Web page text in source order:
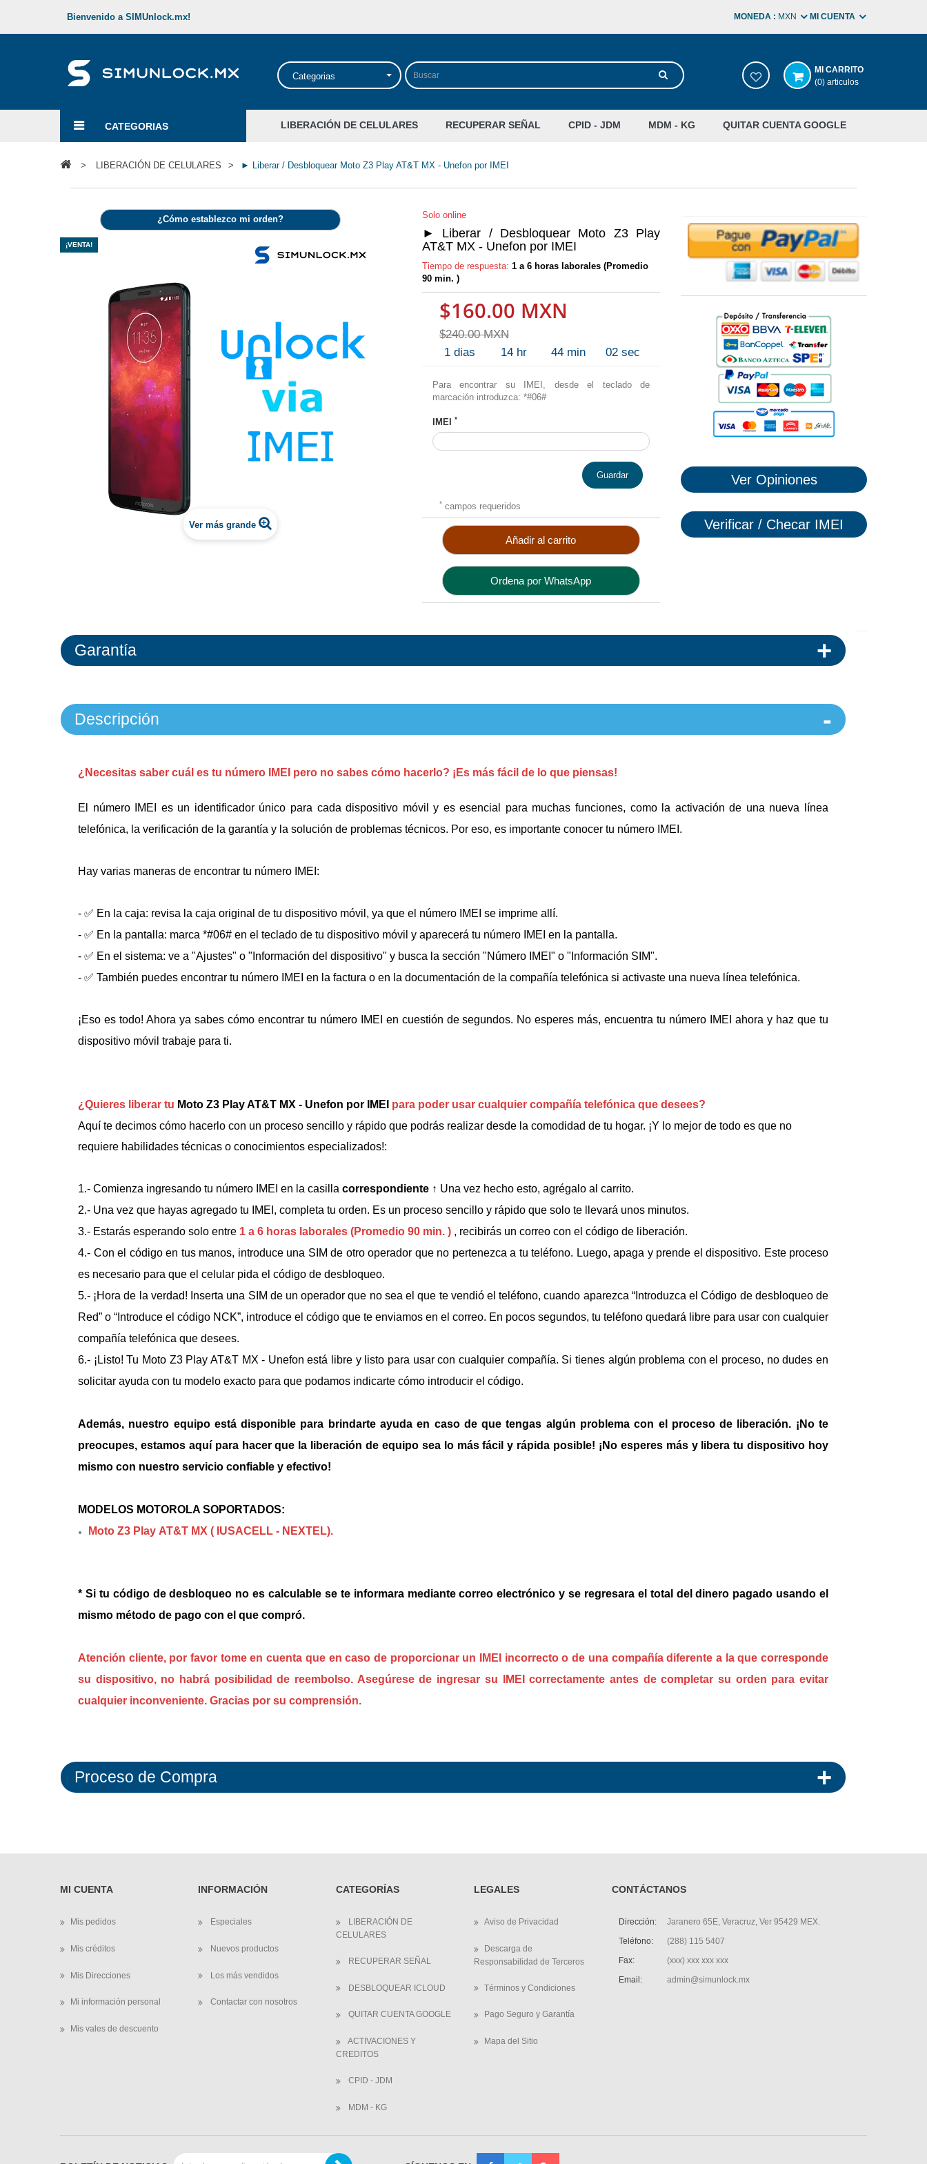
Bienvenido a SIMUnlock.mx! MI CUENTA
MONEDA : MXN
Categorias
MI CARRITO
(0) articulos
CATEGORIAS LIBERACIÓN DE CELULARES RECUPERAR SEÑAL CPID - JDM MDM - KG QUITAR CUENTA GOOGLE
> LIBERACIÓN DE CELULARES > ► Liberar / Desbloquear Moto Z3 Play AT&T MX - Unefon por IMEI
¿Cómo establezco mi orden?
¡VENTA!
Ver más grande
Solo online
► Liberar / Desbloquear Moto Z3 Play
AT&T MX - Unefon por IMEI
Tiempo de respuesta: 1 a 6 horas laborales (Promedio
90 min. )
$160.00 MXN
$240.00 MXN
1 dias 14 hr 44 min 01 sec
Para encontrar su IMEI, desde el teclado de
marcación introduzca: *#06#
IMEI *
Guardar
* campos requeridos
Añadir al carrito
Ordena por WhatsApp
Ver Opiniones
Verificar / Checar IMEI
Garantía
Descripción
¿Necesitas saber cuál es tu número IMEI pero no sabes cómo hacerlo? ¡Es más fácil de lo que piensas!
El número IMEI es un identificador único para cada dispositivo móvil y es esencial para muchas funciones, como la activación de una nueva línea
telefónica, la verificación de la garantía y la solución de problemas técnicos. Por eso, es importante conocer tu número IMEI.
Hay varias maneras de encontrar tu número IMEI:
- ✅ En la caja: revisa la caja original de tu dispositivo móvil, ya que el número IMEI se imprime allí.
- ✅ En la pantalla: marca *#06# en el teclado de tu dispositivo móvil y aparecerá tu número IMEI en la pantalla.
- ✅ En el sistema: ve a "Ajustes" o "Información del dispositivo" y busca la sección "Número IMEI" o "Información SIM".
- ✅ También puedes encontrar tu número IMEI en la factura o en la documentación de la compañía telefónica si activaste una nueva línea telefónica.
¡Eso es todo! Ahora ya sabes cómo encontrar tu número IMEI en cuestión de segundos. No esperes más, encuentra tu número IMEI ahora y haz que tu
dispositivo móvil trabaje para ti.
¿Quieres liberar tu Moto Z3 Play AT&T MX - Unefon por IMEI para poder usar cualquier compañía telefónica que desees?
Aquí te decimos cómo hacerlo con un proceso sencillo y rápido que podrás realizar desde la comodidad de tu hogar. ¡Y lo mejor de todo es que no
requiere habilidades técnicas o conocimientos especializados!:
1.- Comienza ingresando tu número IMEI en la casilla correspondiente ↑ Una vez hecho esto, agrégalo al carrito.
2.- Una vez que hayas agregado tu IMEI, completa tu orden. Es un proceso sencillo y rápido que solo te llevará unos minutos.
3.- Estarás esperando solo entre 1 a 6 horas laborales (Promedio 90 min. ) , recibirás un correo con el código de liberación.
4.- Con el código en tus manos, introduce una SIM de otro operador que no pertenezca a tu teléfono. Luego, apaga y prende el dispositivo. Este proceso
es necesario para que el celular pida el código de desbloqueo.
5.- ¡Hora de la verdad! Inserta una SIM de un operador que no sea el que te vendió el teléfono, cuando aparezca “Introduzca el Código de desbloqueo de
Red” o “Introduce el código NCK”, introduce el código que te enviamos en el correo. En pocos segundos, tu teléfono quedará libre para usar con cualquier
compañía telefónica que desees.
6.- ¡Listo! Tu Moto Z3 Play AT&T MX - Unefon está libre y listo para usar con cualquier compañía. Si tienes algún problema con el proceso, no dudes en
solicitar ayuda con tu modelo exacto para que podamos indicarte cómo introducir el código.
Además, nuestro equipo está disponible para brindarte ayuda en caso de que tengas algún problema con el proceso de liberación. ¡No te
preocupes, estamos aquí para hacer que la liberación de equipo sea lo más fácil y rápida posible! ¡No esperes más y libera tu dispositivo hoy
mismo con nuestro servicio confiable y efectivo!
MODELOS MOTOROLA SOPORTADOS:
Moto Z3 Play AT&T MX ( IUSACELL - NEXTEL).
* Si tu código de desbloqueo no es calculable se te informara mediante correo electrónico y se regresara el total del dinero pagado usando el
mismo método de pago con el que compró.
Atención cliente, por favor tome en cuenta que en caso de proporcionar un IMEI incorrecto o de una compañía diferente a la que corresponde
su dispositivo, no habrá posibilidad de reembolso. Asegúrese de ingresar su IMEI correctamente antes de completar su orden para evitar
cualquier inconveniente. Gracias por su comprensión.
Proceso de Compra
MI CUENTA
Mis pedidos
Mis créditos
Mis Direcciones
Mi información personal
Mis vales de descuento
INFORMACIÓN
Especiales
Nuevos productos
Los más vendidos
Contactar con nosotros
CATEGORÍAS
LIBERACIÓN DE
CELULARES
RECUPERAR SEÑAL
DESBLOQUEAR ICLOUD
QUITAR CUENTA GOOGLE
ACTIVACIONES Y
CREDITOS
CPID - JDM
MDM - KG
LEGALES
Aviso de Privacidad
Descarga de
Responsabilidad de Terceros
Términos y Condiciones
Pago Seguro y Garantía
Mapa del Sitio
CONTÁCTANOS
Dirección:
Jaranero 65E, Veracruz, Ver 95429 MEX.
Teléfono:
(288) 115 5407
Fax:
(xxx) xxx xxx xxx
Email:
admin@simunlock.mx